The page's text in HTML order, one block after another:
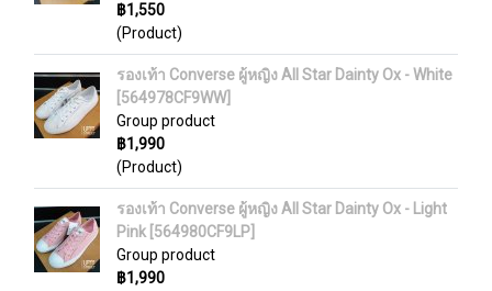
฿1,550
(Product)
รองเท้า Converse ผู้หญิง All Star Dainty Ox - White
[564978CF9WW]
Group product
฿1,990
(Product)
รองเท้า Converse ผู้หญิง All Star Dainty Ox - Light
Pink [564980CF9LP]
Group product
฿1,990